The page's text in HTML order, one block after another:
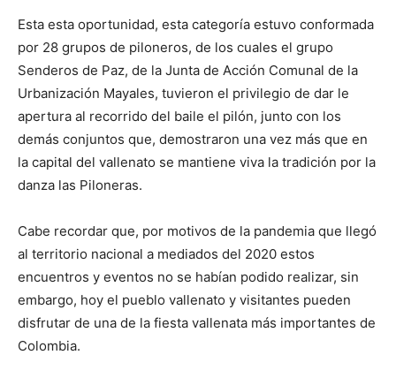
Esta esta oportunidad, esta categoría estuvo conformada
por 28 grupos de piloneros, de los cuales el grupo
Senderos de Paz, de la Junta de Acción Comunal de la
Urbanización Mayales, tuvieron el privilegio de dar le
apertura al recorrido del baile el pilón, junto con los
demás conjuntos que, demostraron una vez más que en
la capital del vallenato se mantiene viva la tradición por la
danza las Piloneras.
Cabe recordar que, por motivos de la pandemia que llegó
al territorio nacional a mediados del 2020 estos
encuentros y eventos no se habían podido realizar, sin
embargo, hoy el pueblo vallenato y visitantes pueden
disfrutar de una de la fiesta vallenata más importantes de
Colombia.